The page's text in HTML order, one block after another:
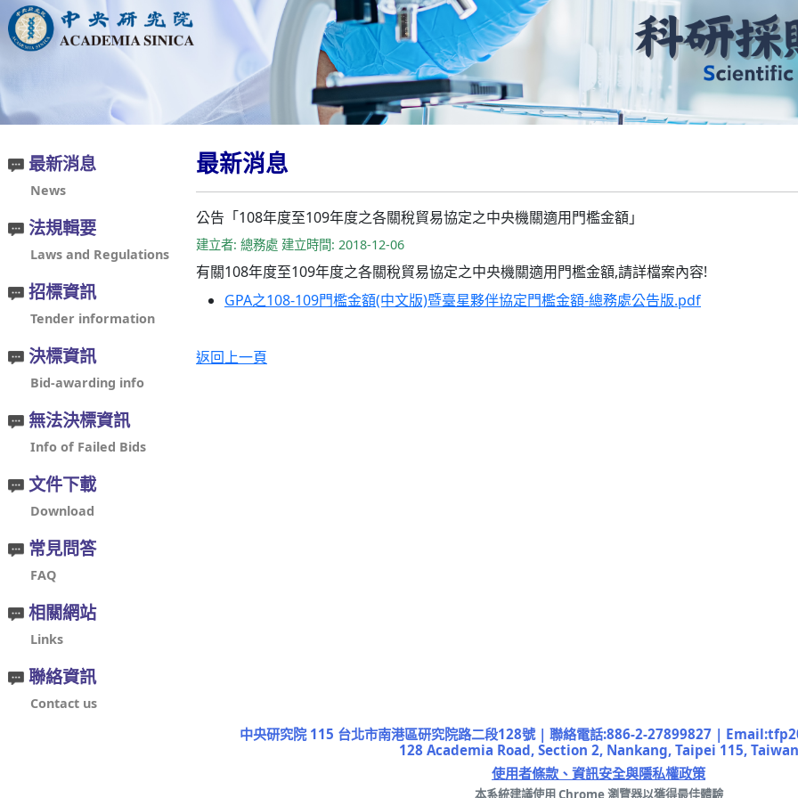
最新消息
News
法規輯要
Laws and Regulations
招標資訊
Tender information
決標資訊
Bid-awarding info
無法決標資訊
Info of Failed Bids
文件下載
Download
常見問答
FAQ
相關網站
Links
聯絡資訊
Contact us
最新消息
公告「108年度至109年度之各關稅貿易協定之中央機關適用門檻金額」
建立者: 總務處 建立時間: 2018-12-06
有關108年度至109年度之各關稅貿易協定之中央機關適用門檻金額,請詳檔案內容!
GPA之108-109門檻金額(中文版)暨臺星夥伴協定門檻金額-總務處公告版.pdf
返回上一頁
中央研究院 115 台北市南港區研究院路二段128號 | 聯絡電話:886-2-27899827 |
128 Academia Road, Section 2, Nankang, Taipei 115, Taiwan
使用者條款、資訊安全與隱私權政策
本系統建議使用 Chrome 瀏覽器以獲得最佳體驗